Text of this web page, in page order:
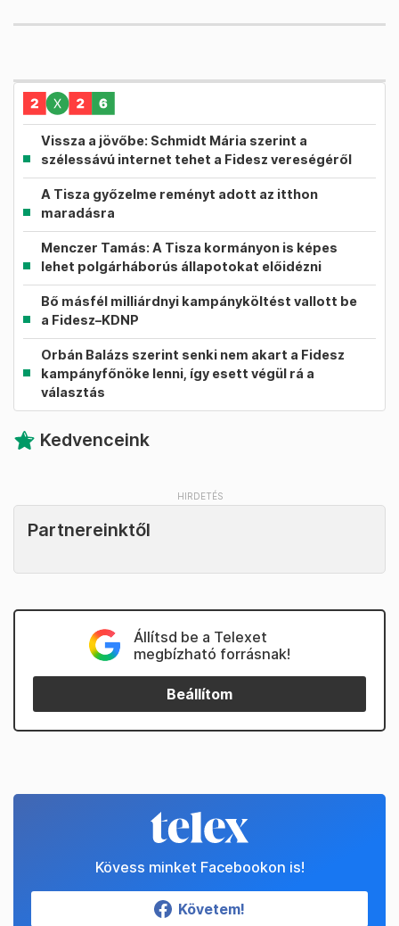
Vissza a jövőbe: Schmidt Mária szerint a
szélessávú internet tehet a Fidesz vereségéről
A Tisza győzelme reményt adott az itthon
maradásra
Menczer Tamás: A Tisza kormányon is képes
lehet polgárháborús állapotokat előidézni
Bő másfél milliárdnyi kampányköltést vallott be
a Fidesz–KDNP
Orbán Balázs szerint senki nem akart a Fidesz
kampányfőnöke lenni, így esett végül rá a
választás
Kedvenceink
Partnereinktől
Állítsd be a Telexet
megbízható forrásnak!
Beállítom
Kövess minket Facebookon is!
Követem!